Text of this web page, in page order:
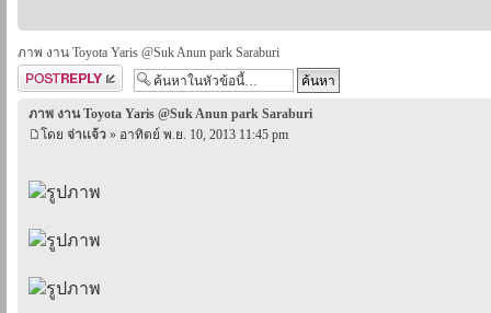
ภาพ งาน Toyota Yaris @Suk Anun park Saraburi
ตอบกระทู้
ภาพ งาน Toyota Yaris @Suk Anun park Saraburi
โดย จ่าเเจ้ว » อาทิตย์ พ.ย. 10, 2013 11:45 pm